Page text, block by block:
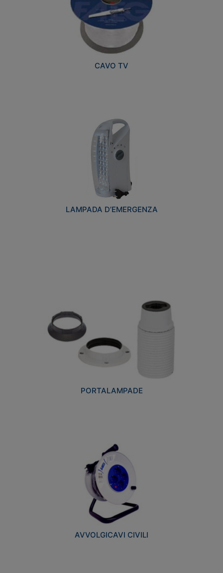
CAVO TV
LAMPADA D’EMERGENZA
PORTALAMPADE
AVVOLGICAVI CIVILI